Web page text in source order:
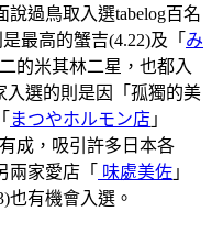
過鳥取入選tabelog百名
最高的蟹吉(4.22)及「 み
的米其林二星，也都入
入選的則是因「孤獨的美
まつやホルモン店 」
成，吸引許多日本各
兩家愛店「 味處美佐 」
也有機會入選。